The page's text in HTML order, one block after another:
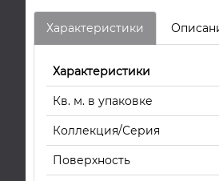
Характеристики
Характеристики
Кв. м. в упаковке
Коллекция/Серия
Поверхность